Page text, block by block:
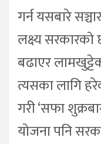
गर्न यसबारे
लक्ष्य
बढाएर
त्यसका लागि
गरी ‘सफा
योजना पनि